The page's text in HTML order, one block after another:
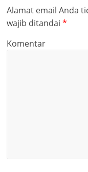
Alamat email Anda
wajib ditandai*
Komentar